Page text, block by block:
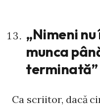
„Nimeni
munca
terminată”
Ca scriitor, dacă